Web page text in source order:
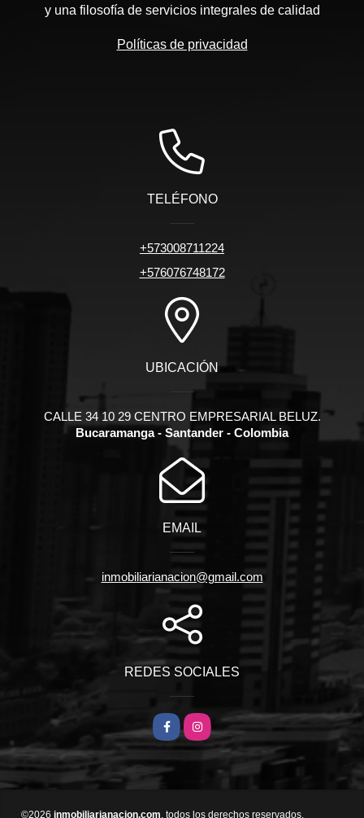
y una filosofía de servicios integrales de calidad
Políticas de privacidad
TELÉFONO
+573008711224
+576076748172
UBICACIÓN
CALLE 34 10 29 CENTRO EMPRESARIAL BELUZ.
Bucaramanga - Santander - Colombia
EMAIL
inmobiliarianacion@gmail.com
REDES SOCIALES
FacebookInstagram
©2026 inmobiliarianacion.com, todos los derechos reservados.